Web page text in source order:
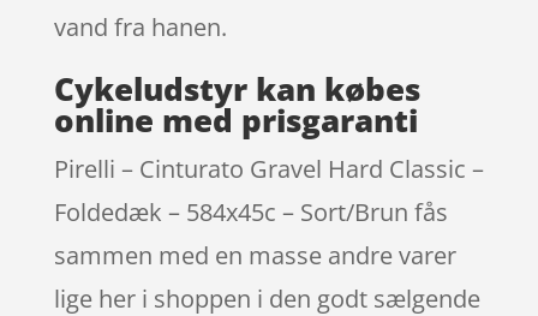
vand fra hanen.
Cykeludstyr kan købes
online med prisgaranti
Pirelli – Cinturato Gravel Hard Classic –
Foldedæk – 584x45c – Sort/Brun fås
sammen med en masse andre varer
lige her i shoppen i den godt sælgende